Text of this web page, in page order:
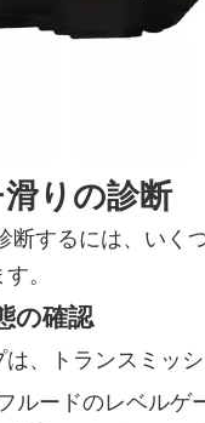
りの診断
するには、いく
。
の確認
、トランスミッ
ルードのレベル